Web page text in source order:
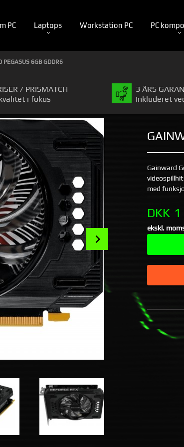
PC Laptops Workstation PC PC
6GB GDDR6
/ PRISMATCH
i fokus
3 ÅRS
Inkluderet
Gainward
med
Pris
DKK
ekskl.